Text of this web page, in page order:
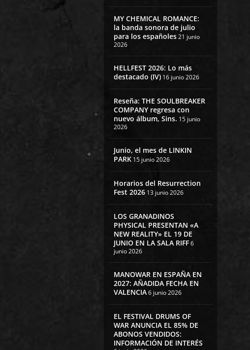
MY CHEMICAL ROMANCE:
la banda sonora de julio
para los españoles21 junio
2026
HELLFEST 2026: Lo más
destacado (IV) 16 junio 2026
Reseña: THE SOULBREAKER
COMPANY regresa con
nuevo álbum, Sins. 15 junio
2026
Junio, el mes de LINKIN
PARK 15 junio 2026
Horarios del Resurrection
Fest 2026 13 junio 2026
LOS GRANADINOS
PHYSICAL PRESENTAN «A
NEW REALITY» EL 19 DE
JUNIO EN LA SALA RIFF6
junio 2026
MANOWAR EN ESPAÑA EN
2027: AÑADIDA FECHA EN
VALENCIA6 junio 2026
EL FESTIVAL DRUMS OF
WAR ANUNCIA EL 85% DE
ABONOS VENDIDOS:
INFORMACIÓN DE INTERÉS